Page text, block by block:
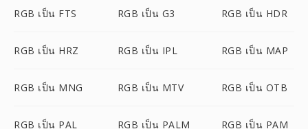
RGB เป็น FTS RGB เป็น G3 RGB เป็น HDR
RGB เป็น HRZ RGB เป็น IPL RGB เป็น MAP
RGB เป็น MNG RGB เป็น MTV RGB เป็น OTB
RGB เป็น PAL RGB เป็น PALM RGB เป็น PAM